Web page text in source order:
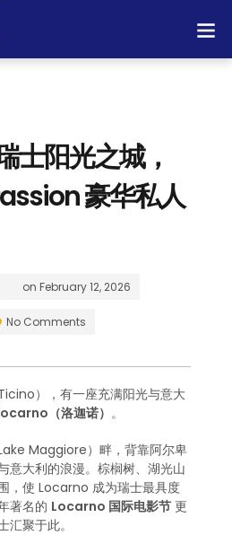
士阳光之城，
豪华私人
on February 12, 2026
No Comments
），有一座充满阳光与意大
（洛迦诺） 。
Maggiore）畔，背靠阿尔卑
意大利的浪漫。棕榈树、湖光山
，使 Locarno 成为瑞士最具度
著名的 Locarno 国际电影节 更
汇聚于此。